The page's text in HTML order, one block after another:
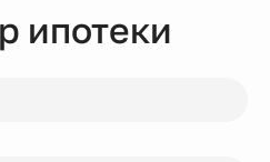
ипотеки